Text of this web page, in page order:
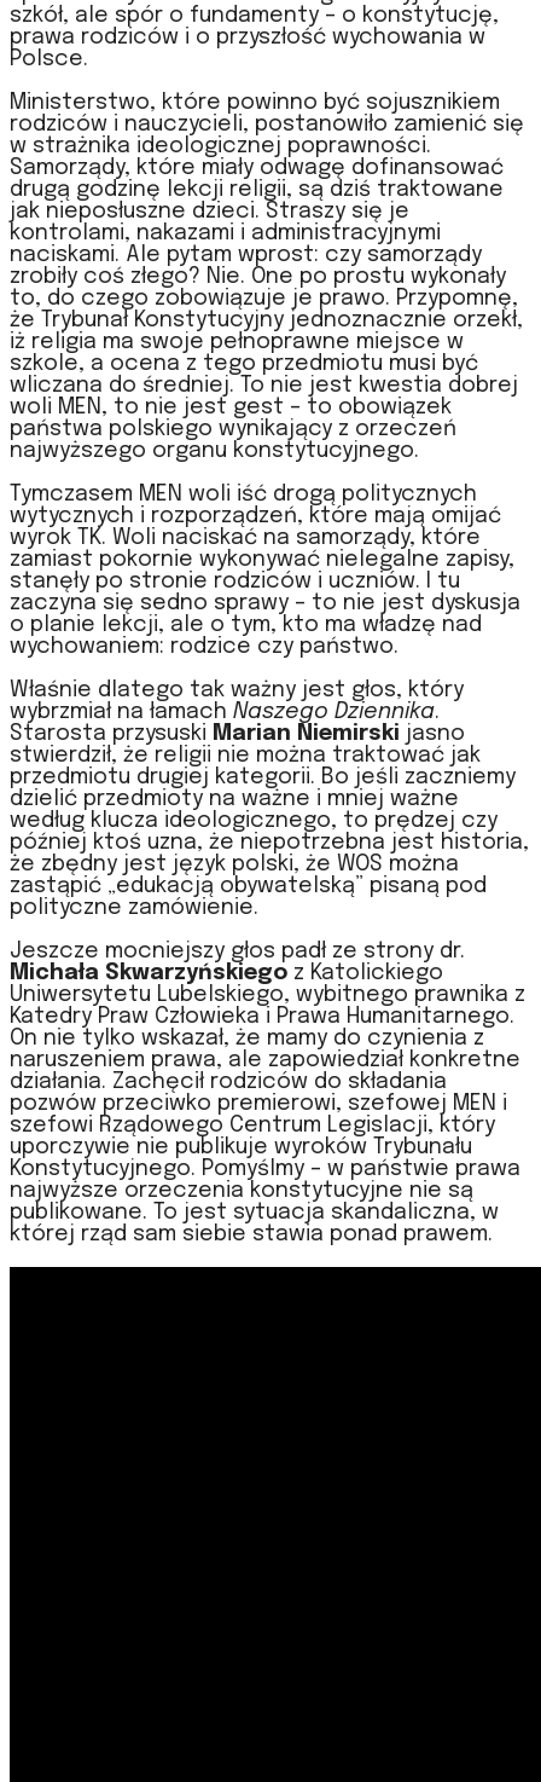
szkół, ale spór o fundamenty – o konstytucję,
prawa rodziców i o przyszłość wychowania w
Polsce.
Ministerstwo, które powinno być sojusznikiem
rodziców i nauczycieli, postanowiło zamienić się
w strażnika ideologicznej poprawności.
Samorządy, które miały odwagę dofinansować
drugą godzinę lekcji religii, są dziś traktowane
jak nieposłuszne dzieci. Straszy się je
kontrolami, nakazami i administracyjnymi
naciskami. Ale pytam wprost: czy samorządy
zrobiły coś złego? Nie. One po prostu wykonały
to, do czego zobowiązuje je prawo. Przypomnę,
że Trybunał Konstytucyjny jednoznacznie orzekł,
iż religia ma swoje pełnoprawne miejsce w
szkole, a ocena z tego przedmiotu musi być
wliczana do średniej. To nie jest kwestia dobrej
woli MEN, to nie jest gest – to obowiązek
państwa polskiego wynikający z orzeczeń
najwyższego organu konstytucyjnego.
Tymczasem MEN woli iść drogą politycznych
wytycznych i rozporządzeń, które mają omijać
wyrok TK. Woli naciskać na samorządy, które
zamiast pokornie wykonywać nielegalne zapisy,
stanęły po stronie rodziców i uczniów. I tu
zaczyna się sedno sprawy – to nie jest dyskusja
o planie lekcji, ale o tym, kto ma władzę nad
wychowaniem: rodzice czy państwo.
Właśnie dlatego tak ważny jest głos, który
wybrzmiał na łamach Naszego Dziennika.
Starosta przysuski Marian Niemirski jasno
stwierdził, że religii nie można traktować jak
przedmiotu drugiej kategorii. Bo jeśli zaczniemy
dzielić przedmioty na ważne i mniej ważne
według klucza ideologicznego, to prędzej czy
później ktoś uzna, że niepotrzebna jest historia,
że zbędny jest język polski, że WOS można
zastąpić „edukacją obywatelską” pisaną pod
polityczne zamówienie.
Jeszcze mocniejszy głos padł ze strony dr.
Michała Skwarzyńskiego z Katolickiego
Uniwersytetu Lubelskiego, wybitnego prawnika z
Katedry Praw Człowieka i Prawa Humanitarnego.
On nie tylko wskazał, że mamy do czynienia z
naruszeniem prawa, ale zapowiedział konkretne
działania. Zachęcił rodziców do składania
pozwów przeciwko premierowi, szefowej MEN i
szefowi Rządowego Centrum Legislacji, który
uporczywie nie publikuje wyroków Trybunału
Konstytucyjnego. Pomyślmy – w państwie prawa
najwyższe orzeczenia konstytucyjne nie są
publikowane. To jest sytuacja skandaliczna, w
której rząd sam siebie stawia ponad prawem.